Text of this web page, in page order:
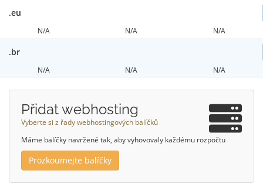
.eu
N/A N/A N/A
.br
N/A N/A N/A
Přidat webhosting
Vyberte si z řady webhostingových balíčků
Máme balíčky navržené tak, aby vyhovovaly každému rozpočtu
Prozkoumejte balíčky